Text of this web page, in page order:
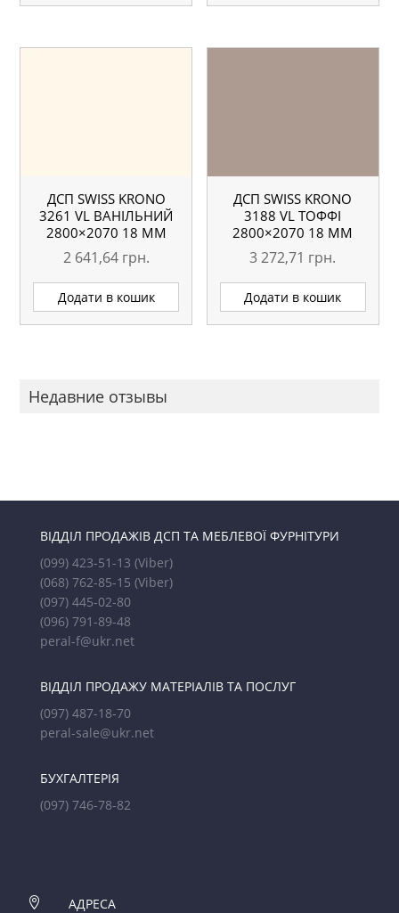
ДСП SWISS KRONO
3261 VL ВАНІЛЬНИЙ
2800×2070 18 ММ
2 641,64 грн.
Додати в кошик
ДСП SWISS KRONO
3188 VL ТОФФІ
2800×2070 18 ММ
3 272,71 грн.
Додати в кошик
Недавние отзывы
ВІДДІЛ ПРОДАЖІВ ДСП ТА МЕБЛЕВОЇ ФУРНІТУРИ
(099) 423-51-13 (Viber)
(068) 762-85-15 (Viber)
(097) 445-02-80
(096) 791-89-48
peral-f@ukr.net
ВІДДІЛ ПРОДАЖУ МАТЕРІАЛІВ ТА ПОСЛУГ
(097) 487-18-70
peral-sale@ukr.net
БУХГАЛТЕРІЯ
(097) 746-78-82

АДРЕСА